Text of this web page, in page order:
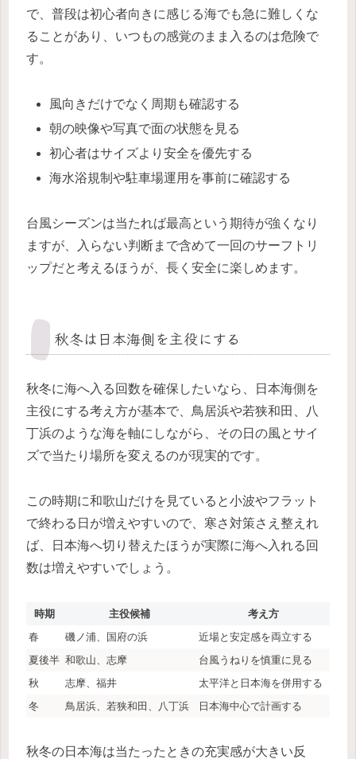
で、普段は初心者向きに感じる海でも急に難しくな
ることがあり、いつもの感覚のまま入るのは危険で
す。
風向きだけでなく周期も確認する
朝の映像や写真で面の状態を見る
初心者はサイズより安全を優先する
海水浴規制や駐車場運用を事前に確認する
台風シーズンは当たれば最高という期待が強くなり
ますが、入らない判断まで含めて一回のサーフトリ
ップだと考えるほうが、長く安全に楽しめます。
秋冬は日本海側を主役にする
秋冬に海へ入る回数を確保したいなら、日本海側を
主役にする考え方が基本で、鳥居浜や若狭和田、八
丁浜のような海を軸にしながら、その日の風とサイ
ズで当たり場所を変えるのが現実的です。
この時期に和歌山だけを見ていると小波やフラット
で終わる日が増えやすいので、寒さ対策さえ整えれ
ば、日本海へ切り替えたほうが実際に海へ入れる回
数は増えやすいでしょう。
時期 主役候補
考え方
春
磯ノ浦、国府の浜
近場と安定感を両立する
夏後半 和歌山、志摩
台風うねりを慎重に見る
秋
志摩、福井
太平洋と日本海を併用する
冬
鳥居浜、若狭和田、八丁浜 日本海中心で計画する
秋冬の日本海は当たったときの充実感が大きい反